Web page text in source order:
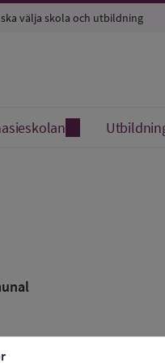
välja skola och utbildning